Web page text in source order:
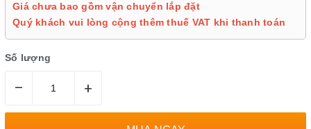
Giá chưa bao gồm vận chuyển lắp đặt
Quý khách vui lòng cộng thêm thuế VAT khi thanh toán
Số lượng
– +